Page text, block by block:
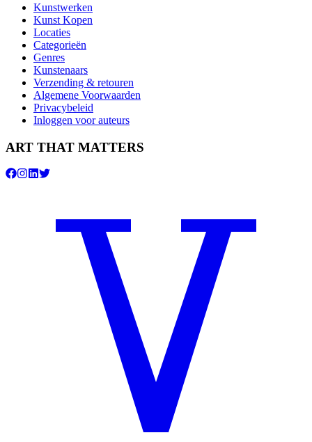
Kunstwerken
Kunst Kopen
Locaties
Categorieën
Genres
Kunstenaars
Verzending & retouren
Algemene Voorwaarden
Privacybeleid
Inloggen voor auteurs
ART THAT MATTERS